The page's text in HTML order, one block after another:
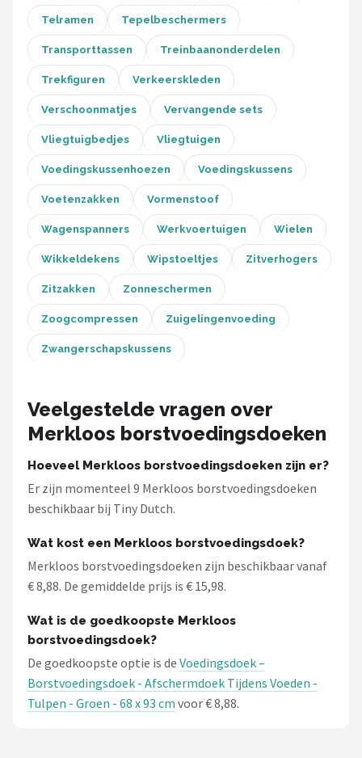
Telramen Tepelbeschermers
Transporttassen Treinbaanonderdelen
Trekfiguren Verkeerskleden
Verschoonmatjes Vervangende sets
Vliegtuigbedjes Vliegtuigen
Voedingskussenhoezen Voedingskussens
Voetenzakken Vormenstoof
Wagenspanners Werkvoertuigen Wielen
Wikkeldekens Wipstoeltjes Zitverhogers
Zitzakken Zonneschermen
Zoogcompressen Zuigelingenvoeding
Zwangerschapskussens
Veelgestelde vragen over
Merkloos borstvoedingsdoeken
Hoeveel Merkloos borstvoedingsdoeken zijn er?
Er zijn momenteel 9 Merkloos borstvoedingsdoeken
beschikbaar bij Tiny Dutch.
Wat kost een Merkloos borstvoedingsdoek?
Merkloos borstvoedingsdoeken zijn beschikbaar vanaf
€ 8,88. De gemiddelde prijs is € 15,98.
Wat is de goedkoopste Merkloos
borstvoedingsdoek?
De goedkoopste optie is de Voedingsdoek –
Borstvoedingsdoek - Afschermdoek Tijdens Voeden -
Tulpen - Groen - 68 x 93 cm voor € 8,88.